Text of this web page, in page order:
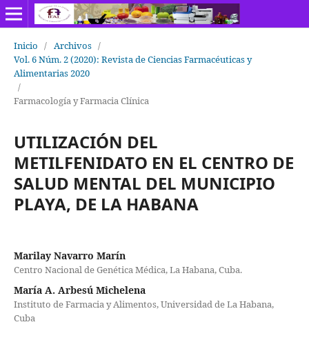
Inicio / Archivos /
Vol. 6 Núm. 2 (2020): Revista de Ciencias Farmacéuticas y
Alimentarias 2020
/
Farmacología y Farmacia Clínica
UTILIZACIÓN DEL
METILFENIDATO EN EL CENTRO DE
SALUD MENTAL DEL MUNICIPIO
PLAYA, DE LA HABANA
Marilay Navarro Marín
Centro Nacional de Genética Médica, La Habana, Cuba.
María A. Arbesú Michelena
Instituto de Farmacia y Alimentos, Universidad de La Habana,
Cuba